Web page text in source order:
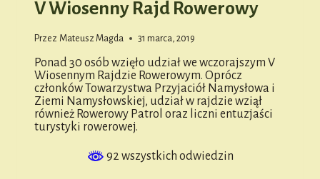
V Wiosenny Rajd Rowerowy
Przez Mateusz Magda 31 marca, 2019
Ponad 30 osób wzięło udział we wczorajszym V
Wiosennym Rajdzie Rowerowym. Oprócz
członków Towarzystwa Przyjaciół Namysłowa i
Ziemi Namysłowskiej, udział w rajdzie wziął
również Rowerowy Patrol oraz liczni entuzjaści
turystyki rowerowej.
92 wszystkich odwiedzin